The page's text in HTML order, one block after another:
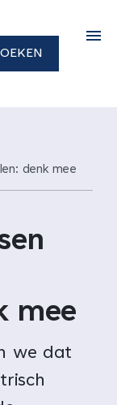
denk mee
mee
we dat